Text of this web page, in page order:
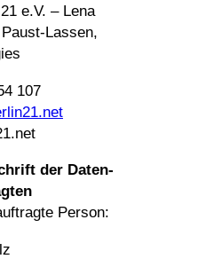
e.V. – Lena
Lassen,
107‬
der Daten­
Person: